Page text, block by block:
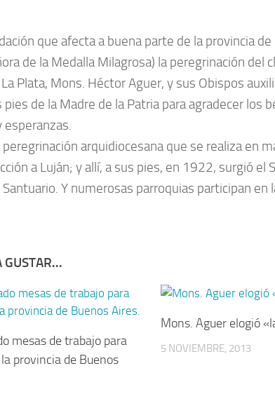
que afecta a buena parte de la provincia
de la Medalla Milagrosa) la peregrinación
Plata, Mons. Héctor Aguer, y sus Obispos
de la Madre de la Patria para agradecer
arquidiocesana que se realiza en
a Luján; y allí, a sus pies, en 1922, surgió
Y numerosas parroquias participan
mesas de trabajo para
provincia de Buenos
Mons. Aguer elogió
5 NOVIEMBRE, 2013